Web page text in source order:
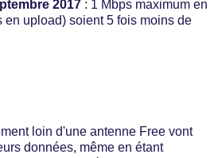
2017 : 1 Mbps maximum en
en upload) soient 5 fois moins de
loin d'une antenne Free vont
données, même en étant